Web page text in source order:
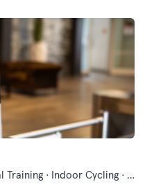
Crosstraining · Fitness · Functional Training · Indoor Cycling · Pilates · Sauna · Trampoline · Yoga